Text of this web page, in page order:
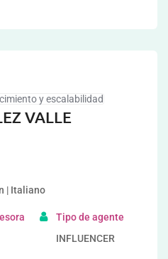
y escalabilidad
VALLE
| Italiano
Tipo de agente
INFLUENCER